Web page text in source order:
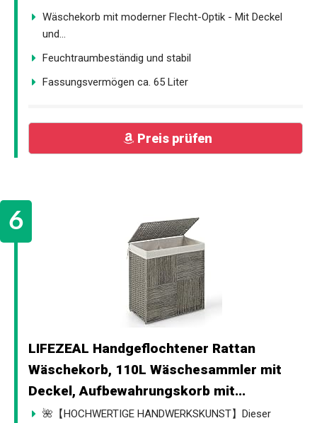
Wäschekorb mit moderner Flecht-Optik - Mit Deckel
und...
Feuchtraumbeständig und stabil
Fassungsvermögen ca. 65 Liter
Preis prüfen
LIFEZEAL Handgeflochtener Rattan
Wäschekorb, 110L Wäschesammler mit
Deckel, Aufbewahrungskorb mit...
🌺【HOCHWERTIGE HANDWERKSKUNST】Dieser